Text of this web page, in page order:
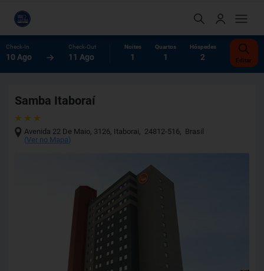
Check-In
10 Ago
Check-Out
11 Ago
Noites
1
Quartos
1
Hóspedes
2 Editar
Samba Itaboraí
Avenida 22 De Maio, 3126, Itaborai, 24812-516, Brasil
(Ver no Mapa)